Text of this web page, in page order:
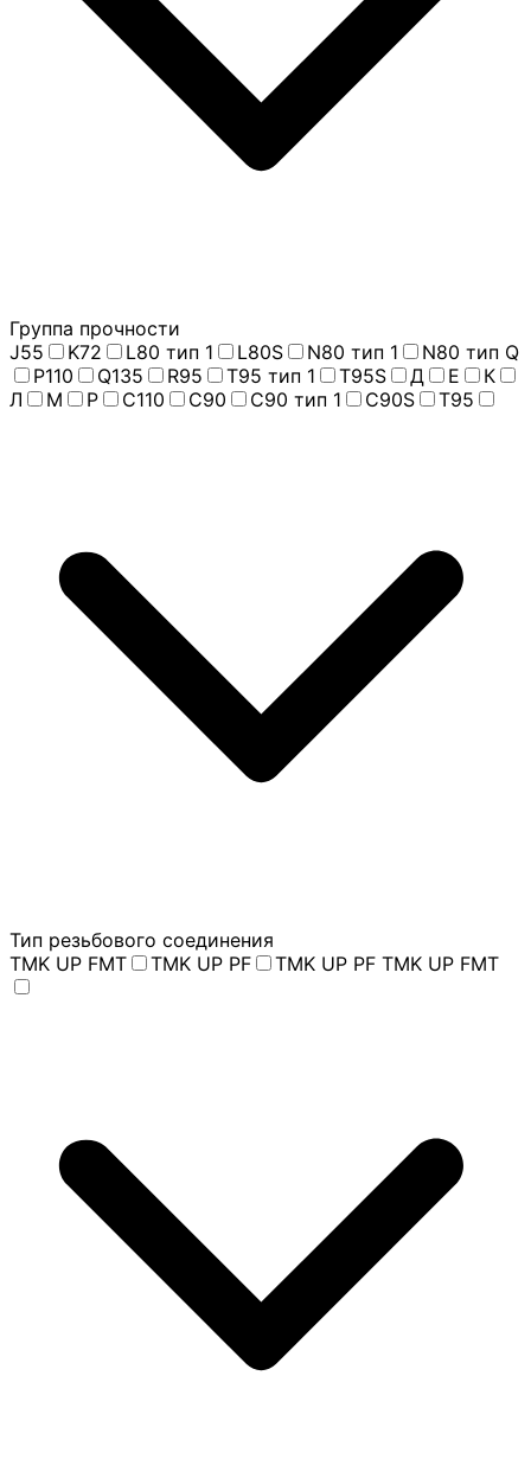
Группа прочности
J55
K72 L80 тип 1 L80S N80 тип 1
N80 тип Q
P110
Q135 R95 T95 тип 1 T95S Д Е
К
Л
М Р С110 С90 С90 тип 1 С90S Т95
Тип резьбового соединения
TMK UP FMT
TMK UP PF TMK UP PF TMK UP FMT